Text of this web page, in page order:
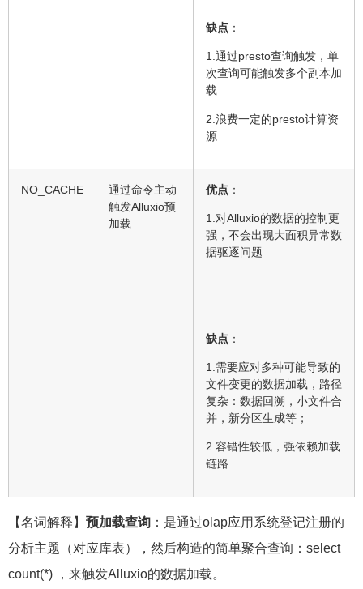
缺点
1.通过presto查询触发，单
次查询可能触发多个副本加
载
2.浪费一定的presto计算资
源
通过命令主动
触发Alluxio预
加载
优点
1.对Alluxio的数据的控制更
强，不会出现大面积异常数
据驱逐问题
缺点
1.需要应对多种可能导致的
文件变更的数据加载，路径
复杂：数据回溯，小文件合
并，新分区生成等；
2.容错性较低，强依赖加载
链路
【名词解释】 预加载查询 ：是通过olap应用系统登记注册的
分析主题（对应库表），然后构造的简单聚合查询：select
count(*) ，来触发Alluxio的数据加载。